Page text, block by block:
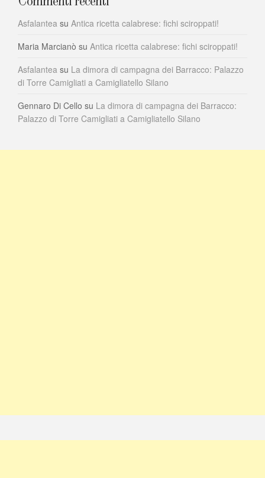
Asfalantea su Antica ricetta calabrese: fichi sciroppati!
Maria Marcianò su Antica ricetta calabrese: fichi sciroppati!
Asfalantea su La dimora di campagna dei Barracco: Palazzo
di Torre Camigliati a Camigliatello Silano
Gennaro Di Cello su La dimora di campagna dei Barracco:
Palazzo di Torre Camigliati a Camigliatello Silano